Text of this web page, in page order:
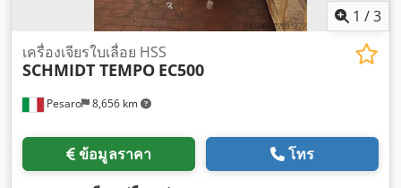
1 /3
Pesaro 8,656 km
เครื่องเจียรใบเลื่อย HSS
SCHMIDT TEMPO EC500
ข้อมูลราคา โทร